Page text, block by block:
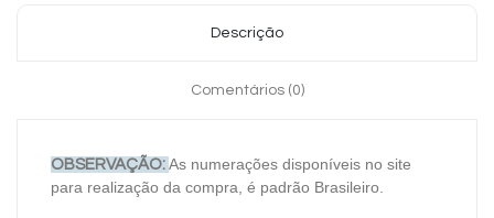
Descrição
Comentários (0)
OBSERVAÇÃO: As numerações disponíveis no site
para realização da compra, é padrão Brasileiro.